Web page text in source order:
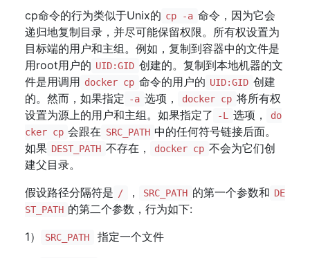
cp命令的行为类似于Unix的 cp -a 命令，因为它会
递归地复制目录，并尽可能保留权限。所有权设置为
目标端的用户和主组。例如，复制到容器中的文件是
用root用户的 UID:GID 创建的。复制到本地机器的文
件是用调用 docker cp 命令的用户的 UID:GID 创建
的。然而，如果指定 -a 选项， docker cp 将所有权
设置为源上的用户和主组。如果指定了
-L 选项，
do
cker cp 会跟在 SRC_PATH 中的任何符号链接后面。
如果 DEST_PATH 不存在， docker cp 不会为它们创
建父目录。
假设路径分隔符是 / ， SRC_PATH 的第一个参数和 DE
ST_PATH 的第二个参数，行为如下:
1）
SRC_PATH
指定一个文件